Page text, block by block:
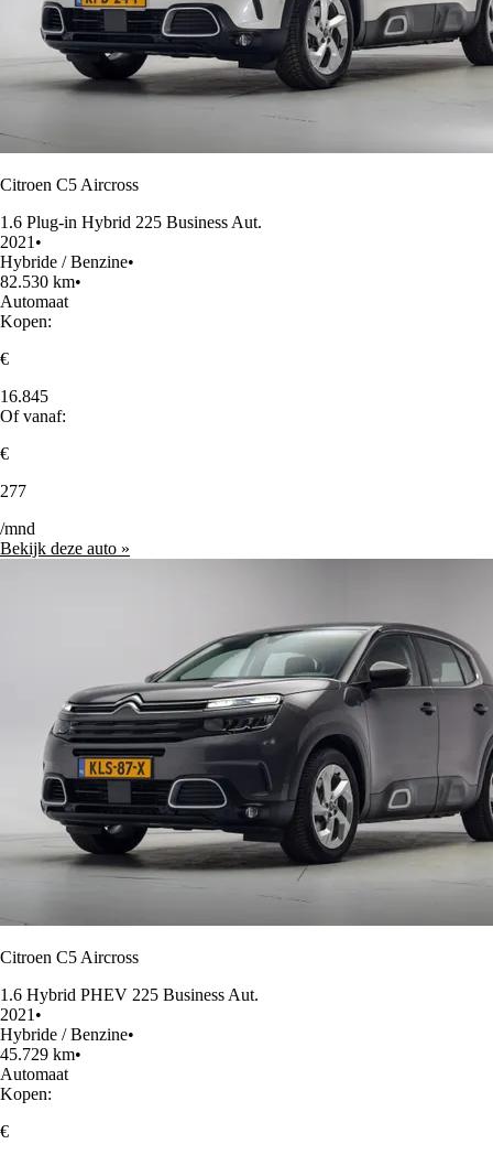
Citroen C5 Aircross
1.6 Plug-in Hybrid 225 Business Aut.
2021 •
Hybride / Benzine•
82.530 km•
Automaat
Kopen:
€
16.845
Of vanaf:
€
277
/mnd
Bekijk deze auto »
Citroen C5 Aircross
1.6 Hybrid PHEV 225 Business Aut.
2021 •
Hybride / Benzine•
45.729 km•
Automaat
Kopen:
€